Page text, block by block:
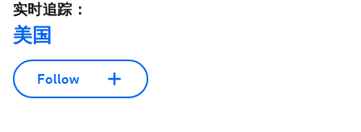
实时追踪：
美国
Follow